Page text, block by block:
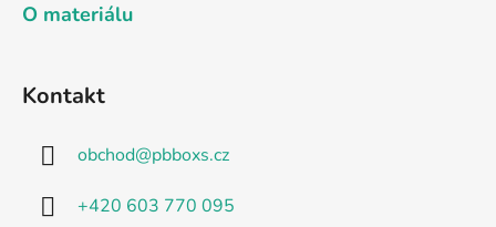
O materiálu
Kontakt
obchod@pbboxs.cz
+420 603 770 095